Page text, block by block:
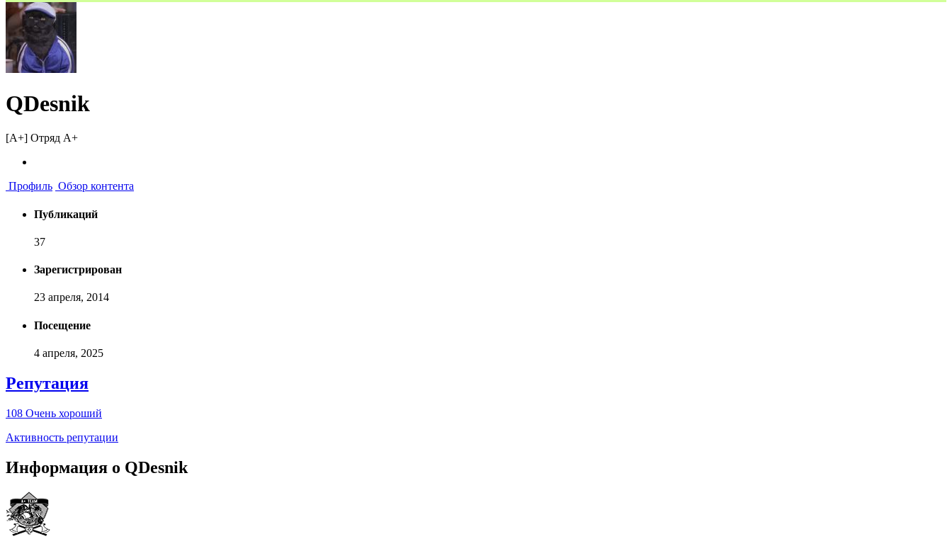
QDesnik
[A+] Отряд A+
Профиль Обзор контента
Публикаций
37
Зарегистрирован
23 апреля, 2014
Посещение
4 апреля, 2025
Репутация
108 Очень хороший
Активность репутации
Информация о QDesnik